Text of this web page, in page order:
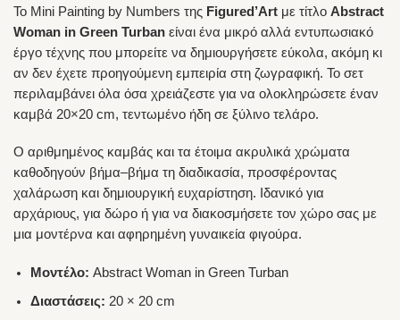
Το Mini Painting by Numbers της Figured’Art με τίτλο Abstract
Woman in Green Turban είναι ένα μικρό αλλά εντυπωσιακό
έργο τέχνης που μπορείτε να δημιουργήσετε εύκολα, ακόμη κι
αν δεν έχετε προηγούμενη εμπειρία στη ζωγραφική. Το σετ
περιλαμβάνει όλα όσα χρειάζεστε για να ολοκληρώσετε έναν
καμβά 20×20 cm, τεντωμένο ήδη σε ξύλινο τελάρο.
Ο αριθμημένος καμβάς και τα έτοιμα ακρυλικά χρώματα
καθοδηγούν βήμα–βήμα τη διαδικασία, προσφέροντας
χαλάρωση και δημιουργική ευχαρίστηση. Ιδανικό για
αρχάριους, για δώρο ή για να διακοσμήσετε τον χώρο σας με
μια μοντέρνα και αφηρημένη γυναικεία φιγούρα.
Μοντέλο: Abstract Woman in Green Turban
Διαστάσεις: 20 × 20 cm